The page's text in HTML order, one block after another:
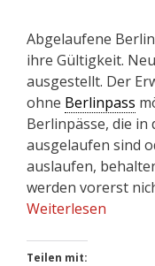
Abgelaufene
ihre Gültigkeit.
ausgestellt. Der
ohne Berlinpass
Berlinpässe, die in
ausgelaufen sind
auslaufen,
werden vorerst
Weiterlesen
Teilen mit: